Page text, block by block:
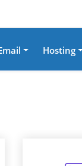
Hosting